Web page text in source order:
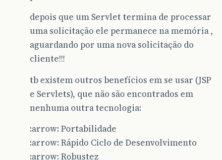
depois que um Servlet termina de processar
uma solicitação ele permanece na memória ,
aguardando por uma nova solicitação do
cliente!!!
tb existem outros benefícios em se usar (JSP
e Servlets), que não são encontrados em
nenhuma outra tecnologia:
:arrow: Portabilidade
:arrow: Rápido Ciclo de Desenvolvimento
:arrow: Robustez